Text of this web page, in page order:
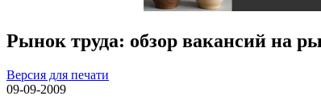
Рынок труда: обзор вакансий на
Версия для печати
09-09-2009